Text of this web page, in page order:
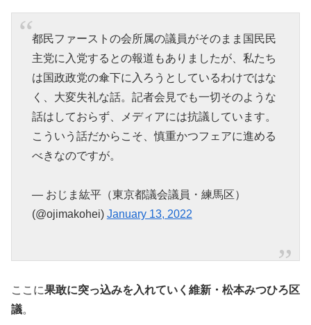
都民ファーストの会所属の議員がそのまま国民民
主党に入党するとの報道もありましたが、私たち
は国政政党の傘下に入ろうとしているわけではな
く、大変失礼な話。記者会見でも一切そのような
話はしておらず、メディアには抗議しています。
こういう話だからこそ、慎重かつフェアに進める
べきなのですが。
— おじま紘平（東京都議会議員・練馬区）
(@ojimakohei) January 13, 2022
ここに果敢に突っ込みを入れていく維新・松本みつひろ区
議。